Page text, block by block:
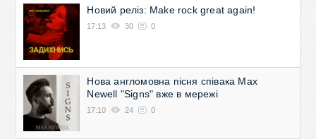
Новий реліз: Make rock great again!
17:13 30 0
Нова англомовна пісня співака Max
Newell "Signs" вже в мережі
17:10 24 0